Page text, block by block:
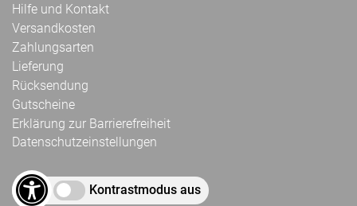
Hilfe und Kontakt
Versandkosten
Zahlungsarten
Lieferung
Rücksendung
Gutscheine
Erklärung zur Barrierefreiheit
Datenschutzeinstellungen
Kontrastmodus aus